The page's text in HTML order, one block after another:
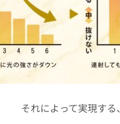
それによって実現する、